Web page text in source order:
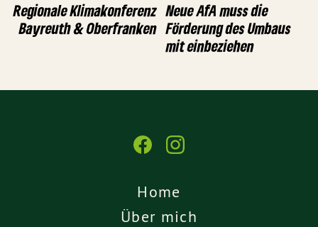
Regionale Klimakonferenz
Bayreuth & Oberfranken
Neue AfA muss die
Förderung des Umbaus
mit einbeziehen
Home
Über mich